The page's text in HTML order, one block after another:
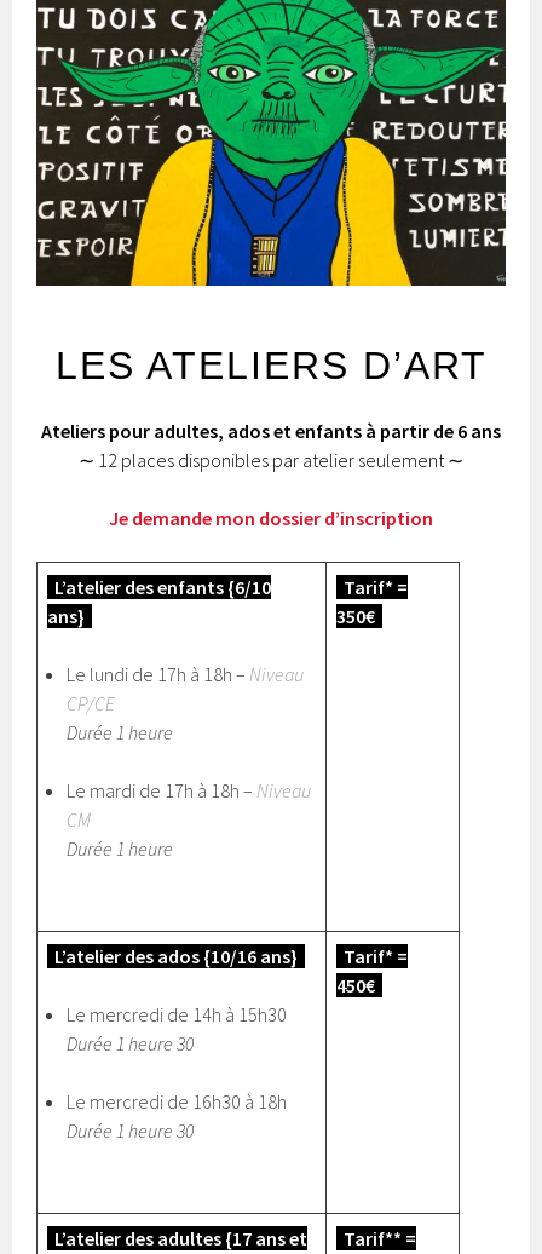
LES ATELIERS D’ART
Ateliers pour adultes, ados et enfants à partir de 6 ans
∼ 12 places disponibles par atelier seulement ∼
Je demande mon dossier d’inscription
L’atelier des enfants {6/10
ans}
Le lundi de 17h à 18h –Niveau
CP/CE
Durée 1 heure
Le mardi de 17h à 18h –Niveau
CM
Durée 1 heure
Tarif* =
350€
L’atelier des ados {10/16 ans}
Le mercredi de 14h à 15h30
Durée 1 heure 30
Le mercredi de 16h30 à 18h
Durée 1 heure 30
Tarif* =
450€
L’atelier des adultes {17 ans et
Tarif** =